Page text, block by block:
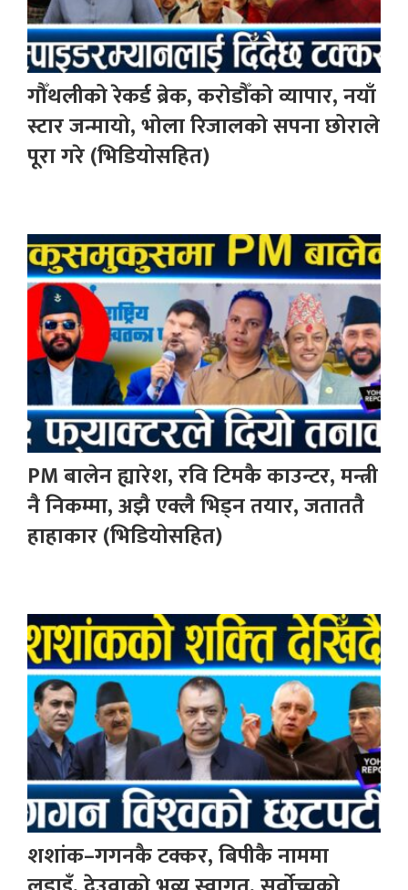
गौँथलीको रेकर्ड ब्रेक, करोडौँको व्यापार, नयाँ
स्टार जन्मायो, भोला रिजालको सपना छोराले
पूरा गरे (भिडियोसहित)
PM बालेन ह्यारेश, रवि टिमकै काउन्टर, मन्त्री
नै निकम्मा, अझै एक्लै भिड्न तयार, जताततै
हाहाकार (भिडियोसहित)
शशांक–गगनकै टक्कर, बिपीकै नाममा